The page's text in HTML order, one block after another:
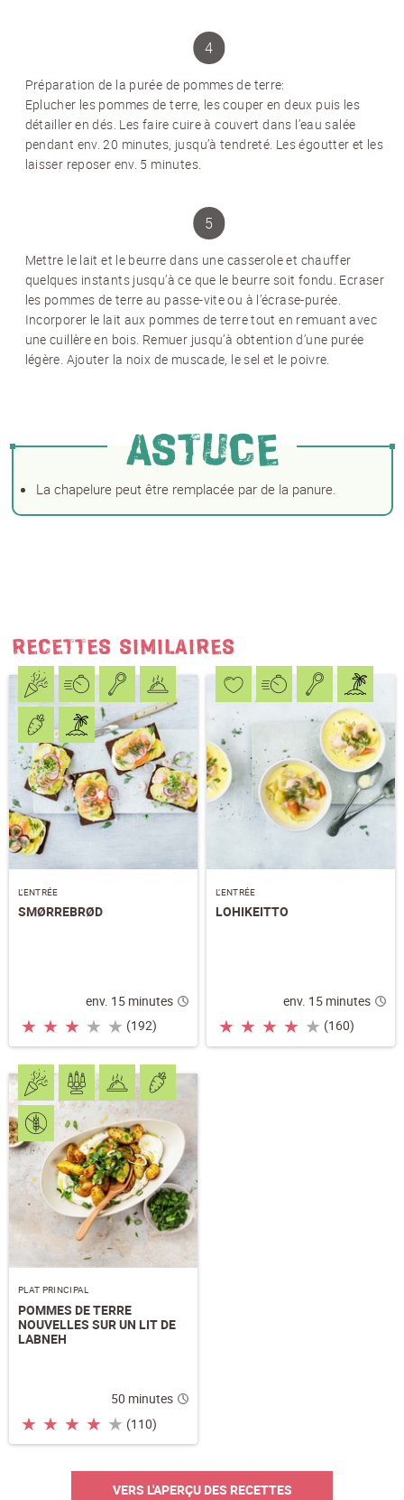
Préparation de la purée de pommes de terre:
Eplucher les pommes de terre, les couper en deux puis les
détailler en dés. Les faire cuire à couvert dans l’eau salée
pendant env. 20 minutes, jusqu’à tendreté. Les égoutter et les
laisser reposer env. 5 minutes.
Mettre le lait et le beurre dans une casserole et chauffer
quelques instants jusqu’à ce que le beurre soit fondu. Ecraser
les pommes de terre au passe-vite ou à l’écrase-purée.
Incorporer le lait aux pommes de terre tout en remuant avec
une cuillère en bois. Remuer jusqu’à obtention d’une purée
légère. Ajouter la noix de muscade, le sel et le poivre.
ASTUCE
La chapelure peut être remplacée par de la panure.
RECETTES SIMILAIRES
L’ENTRÉE
SMØRREBRØD
env. 15 minutes
★ ★ ★ ★ ★ (192)
L’ENTRÉE
LOHIKEITTO
env. 15 minutes
★ ★ ★ ★ ★ (160)
PLAT PRINCIPAL
POMMES DE TERRE
NOUVELLES SUR UN LIT DE
LABNEH
50 minutes
★ ★ ★ ★ ★ (110)
VERS L'APERÇU DES RECETTES
NOM*
les conditions générales
protection des données*
S'ABONNER AU NEWSLETTER